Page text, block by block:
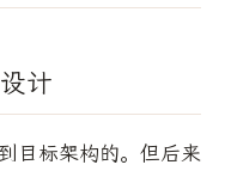
计
目标架构的。但后来